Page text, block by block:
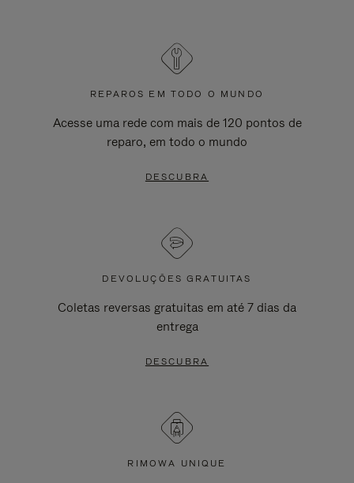
REPAROS EM TODO O MUNDO
Acesse uma rede com mais de 120 pontos de
reparo, em todo o mundo
DESCUBRA
DEVOLUÇÕES GRATUITAS
Coletas reversas gratuitas em até 7 dias da
entrega
DESCUBRA
RIMOWA UNIQUE